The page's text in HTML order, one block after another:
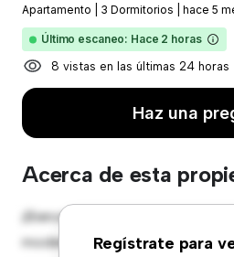
Apartamento 3 Dormitorios hace 5
Último escaneo: Hace 2 horas
8 vistas en las últimas 24 horas
Haz una
Acerca de esta
Regístrate para
¡Bienvenido a tu nuevo hogar en
moderno apartamento de 3